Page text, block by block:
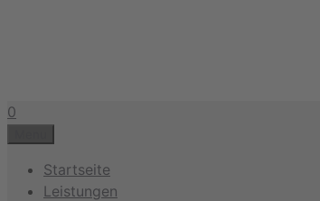
0
Startseite
Leistungen